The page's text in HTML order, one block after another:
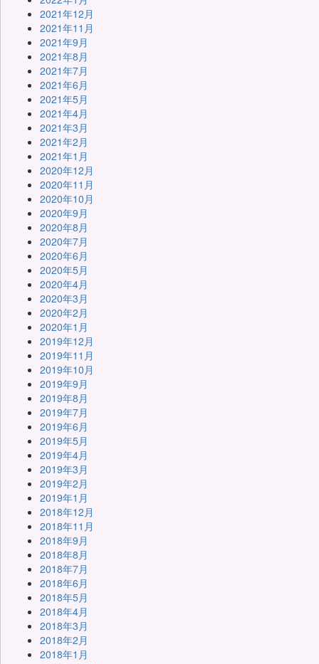
2021年12月
2021年11月
2021年9月
2021年8月
2021年7月
2021年6月
2021年5月
2021年4月
2021年3月
2021年2月
2021年1月
2020年12月
2020年11月
2020年10月
2020年9月
2020年8月
2020年7月
2020年6月
2020年5月
2020年4月
2020年3月
2020年2月
2020年1月
2019年12月
2019年11月
2019年10月
2019年9月
2019年8月
2019年7月
2019年6月
2019年5月
2019年4月
2019年3月
2019年2月
2019年1月
2018年12月
2018年11月
2018年9月
2018年8月
2018年7月
2018年6月
2018年5月
2018年4月
2018年3月
2018年2月
2018年1月